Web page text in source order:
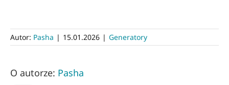
Autor: Pasha | 15.01.2026 | Generatory
O autorze: Pasha